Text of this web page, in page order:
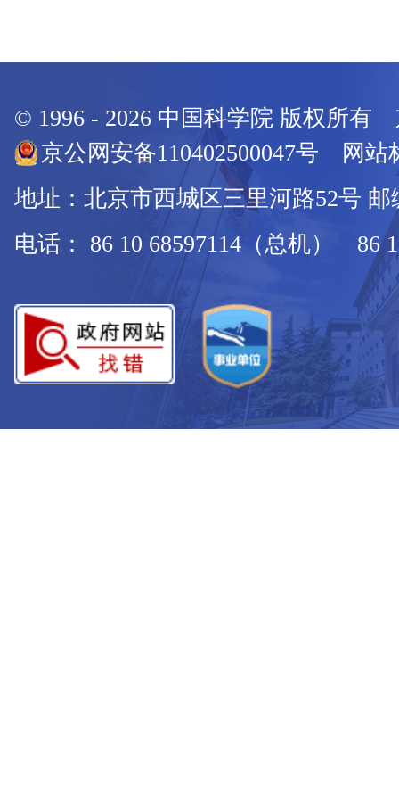
© 1996 - 2026 中国科学院 版权所有
京公网安备110402500047号 网站
地址：北京市西城区三里河路52号 邮
电话： 86 10 68597114（总机） 86